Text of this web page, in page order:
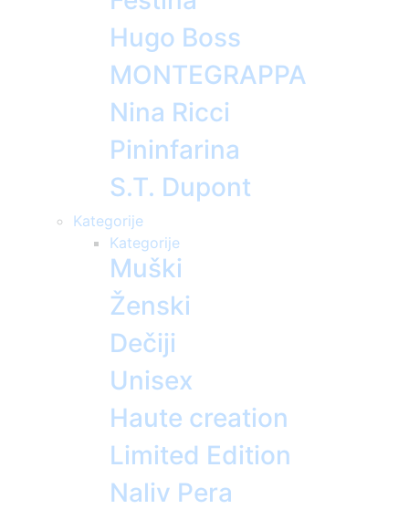
Hugo Boss
MONTEGRAPPA
Nina Ricci
Pininfarina
S.T. Dupont
Kategorije
Kategorije
Muški
Ženski
Dečiji
Unisex
Haute creation
Limited Edition
Naliv Pera